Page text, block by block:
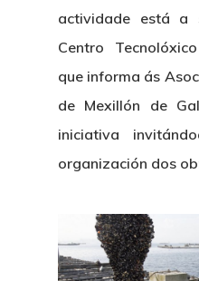
actividade está a
Centro
que informa ás
de Mexillón de
iniciativa
organización dos